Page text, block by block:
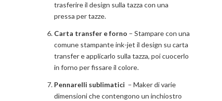
trasferire il design sulla tazza con una
pressa per tazze.
Carta transfer e forno – Stampare con una
comune stampante ink-jet il design su carta
transfer e applicarlo sulla tazza, poi cuocerlo
in forno per fissare il colore.
Pennarelli sublimatici – Maker di varie
dimensioni che contengono un inchiostro